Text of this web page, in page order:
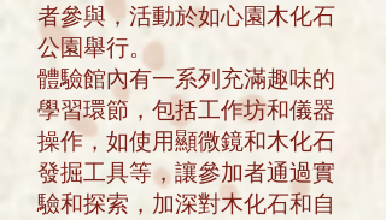
者參與，活動於如心園木化石
公園舉行。
體驗館內有一系列充滿趣味的
學習環節，包括工作坊和儀器
操作，如使用顯微鏡和木化石
發掘工具等，讓參加者通過實
驗和探索，加深對木化石和自